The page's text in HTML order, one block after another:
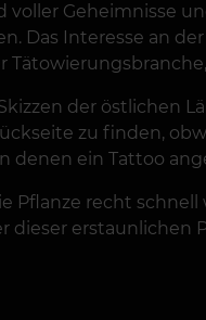
voller Geheimnisse
Das Interesse an
der östlichen
zu finden,
denen ein Tattoo
Pflanze recht
dieser erstaunlichen